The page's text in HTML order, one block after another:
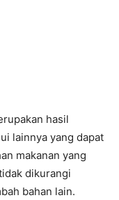
hasil
lainnya yang dapat
makanan yang
dikurangi
bahan lain.